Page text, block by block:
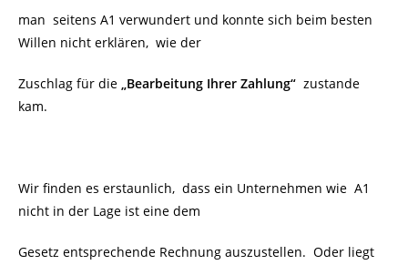
man seitens A1 verwundert und konnte sich beim besten
Willen nicht erklären, wie der
Zuschlag für die „Bearbeitung Ihrer Zahlung“ zustande
kam.
Wir finden es erstaunlich, dass ein Unternehmen wie A1
nicht in der Lage ist eine dem
Gesetz entsprechende Rechnung auszustellen. Oder liegt